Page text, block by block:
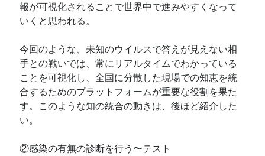
報が可視化されることで世界中で進みやすくなって
いくと思われる。
今回のような、未知のウイルスで答えが見えない相
手との戦いでは、常にリアルタイムでわかっている
ことを可視化し、全国に分散した現場での知恵を統
合するためのプラットフォームが重要な役割を果た
す。このような知の統合の動きは、後ほど紹介した
い。
②感染の有無の診断を行う〜テスト